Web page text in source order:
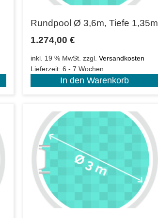
Rundpool Ø 3,6m, Tiefe 1,35m
1.274,00 €
inkl. 19 % MwSt. zzgl. Versandkosten
Lieferzeit: 6 - 7 Wochen
In den Warenkorb